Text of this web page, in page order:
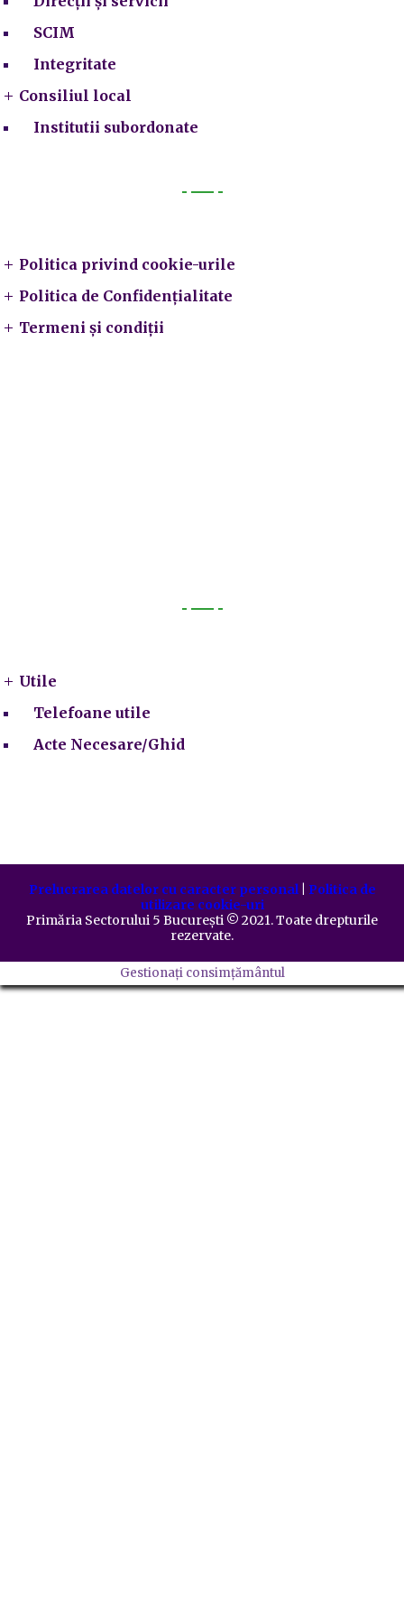
SCIM
Integritate
Consiliul local
Institutii subordonate
Politica privind cookie-urile
Politica de Confidențialitate
Termeni și condiții
Utile
Telefoane utile
Acte Necesare/Ghid
Prelucrarea datelor cu caracter personal| Politica de
utilizare cookie-uri
Primăria Sectorului 5 București ©️ 2021. Toate drepturile
rezervate.
Gestionați consimțământul